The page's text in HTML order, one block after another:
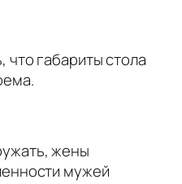
что габариты стола
жены
мужей